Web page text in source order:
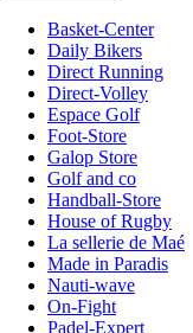
Basket-Center
Daily Bikers
Direct Running
Direct-Volley
Espace Golf
Foot-Store
Galop Store
Golf and co
Handball-Store
House of Rugby
La sellerie de Maé
Made in Paradis
Nauti-wave
On-Fight
Padel-Expert